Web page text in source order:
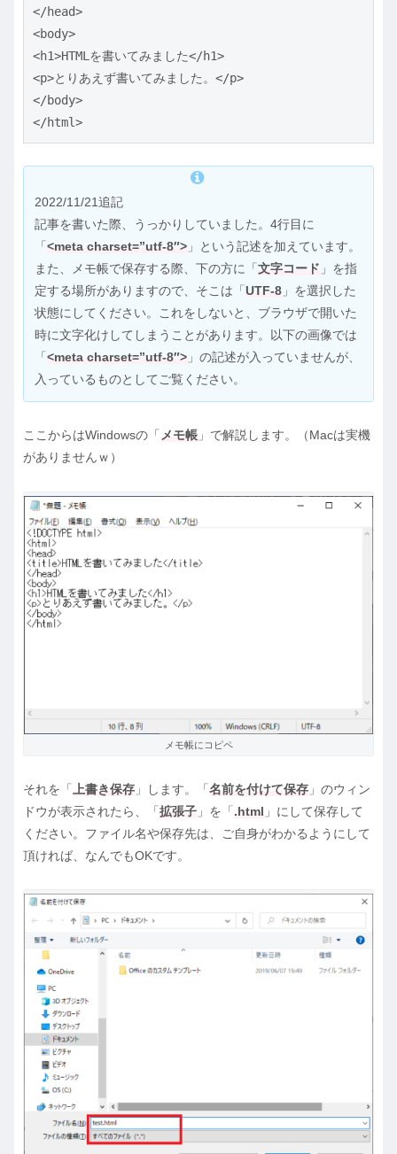
</head>
<body>
<h1>HTMLを書いてみました</h1>
<p>とりあえず書いてみました。</p>
</body>
</html>
2022/11/21追記
記事を書いた際、うっかりしていました。4行目に
「 <meta charset=”utf-8″> 」という記述を加えています。
また、メモ帳で保存する際、下の方に「 文字コード 」を指
定する場所がありますので、そこは「 UTF-8 」を選択した
状態にしてください。これをしないと、ブラウザで開いた
時に文字化けしてしまうことがあります。以下の画像では
「 <meta charset=”utf-8″> 」の記述が入っていませんが、
入っているものとしてご覧ください。
ここからはWindowsの「 メモ帳 」で解説します。（Macは実機
がありませんｗ）
メモ帳にコピペ
それを「 上書き保存 」します。「 名前を付けて保存 」のウィン
ドウが表示されたら、「 拡張子 」を「 .html 」にして保存して
ください。ファイル名や保存先は、ご自身がわかるようにして
頂ければ、なんでもOKです。